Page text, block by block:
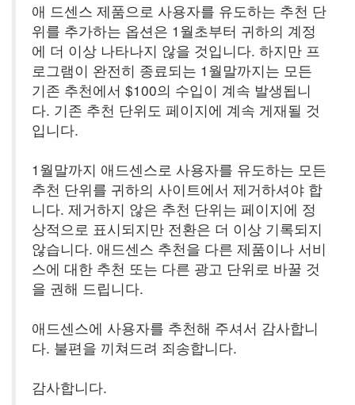
애 드센스 제품으로 사용자를 유도하는 추천 단
위를 추가하는 옵션은 1월초부터 귀하의 계정
에 더 이상 나타나지 않을 것입니다. 하지만 프
로그램이 완전히 종료되는 1월말까지는 모든
기존 추천에서 $100의 수입이 계속 발생됩니
다. 기존 추천 단위도 페이지에 계속 게재될 것
입니다.
1월말까지 애드센스로 사용자를 유도하는 모든
추천 단위를 귀하의 사이트에서 제거하셔야 합
니다. 제거하지 않은 추천 단위는 페이지에 정
상적으로 표시되지만 전환은 더 이상 기록되지
않습니다. 애드센스 추천을 다른 제품이나 서비
스에 대한 추천 또는 다른 광고 단위로 바꿀 것
을 권해 드립니다.
애드센스에 사용자를 추천해 주셔서 감사합니
다. 불편을 끼쳐드려 죄송합니다.
감사합니다.